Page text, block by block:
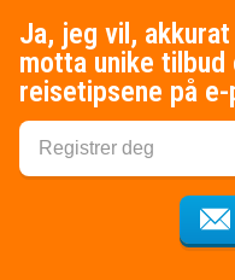
Ja, jeg vil,
motta unike tilbud
reisetipsene på